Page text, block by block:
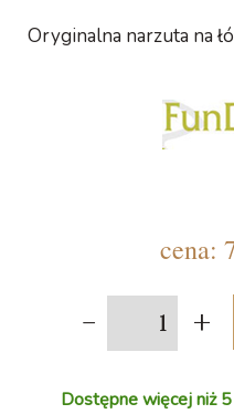
Oryginalna narzuta na
cena:
- +
Dostępne więcej niż